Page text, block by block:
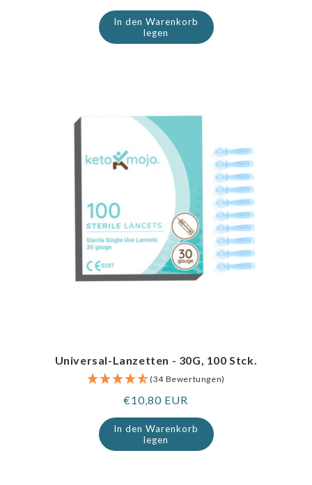
Preis
In den Warenkorb
legen
Universal-Lanzetten - 30G, 100 Stck.
(34 Bewertungen)
Regulärer
Preis
€10,80 EUR
In den Warenkorb
legen